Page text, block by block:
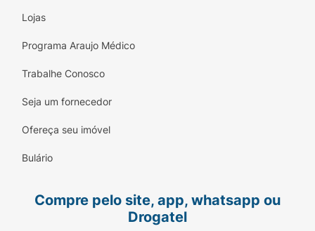
Lojas
Programa Araujo Médico
Trabalhe Conosco
Seja um fornecedor
Ofereça seu imóvel
Bulário
Compre pelo site, app, whatsapp ou
Drogatel